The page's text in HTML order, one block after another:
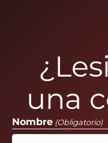
una
Nombre (Obligatorio)